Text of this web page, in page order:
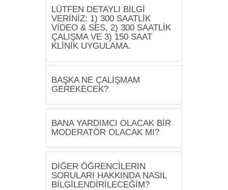
LÜTFEN DETAYLI BİLGİ
VERİNİZ: 1) 300 SAATLİK
VİDEO & SES, 2) 300 SAATLİK
ÇALIŞMA VE 3) 150 SAAT
KLİNİK UYGULAMA.
BAŞKA NE ÇALIŞMAM
GEREKECEK?
BANA YARDIMCI OLACAK BİR
MODERATÖR OLACAK MI?
DİĞER ÖĞRENCİLERİN
SORULARI HAKKINDA NASIL
BİLGİLENDİRİLECEĞİM?